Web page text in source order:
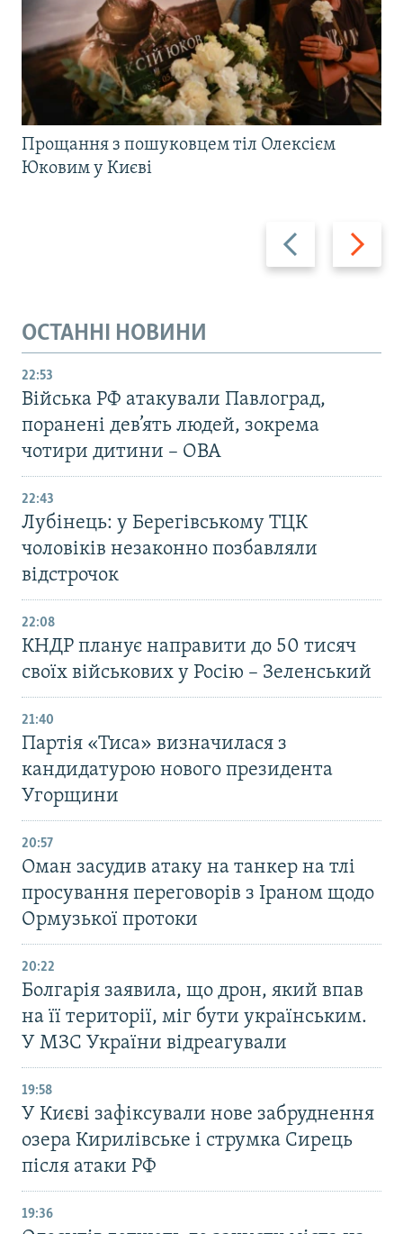
Назад Вперед
Прощання з пошуковцем тіл Олексієм
Юковим у Києві
ОСТАННІ НОВИНИ
22:53
Війська РФ атакували Павлоград,
поранені дев’ять людей, зокрема
чотири дитини – ОВА
22:43
Лубінець: у Берегівському ТЦК
чоловіків незаконно позбавляли
відстрочок
22:08
КНДР планує направити до 50 тисяч
своїх військових у Росію – Зеленський
21:40
Партія «Тиса» визначилася з
кандидатурою нового президента
Угорщини
20:57
Оман засудив атаку на танкер на тлі
просування переговорів з Іраном щодо
Ормузької протоки
20:22
Болгарія заявила, що дрон, який впав
на її території, міг бути українським.
У МЗС України відреагували
19:58
У Києві зафіксували нове забруднення
озера Кирилівське і струмка Сирець
після атаки РФ
19:36